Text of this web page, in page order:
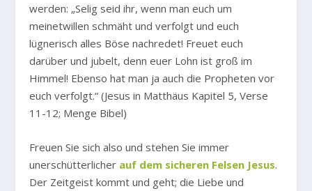
werden: „Selig seid ihr, wenn man euch um
meinetwillen schmäht und verfolgt und euch
lügnerisch alles Böse nachredet! Freuet euch
darüber und jubelt, denn euer Lohn ist groß im
Himmel! Ebenso hat man ja auch die Propheten vor
euch verfolgt.“ (Jesus in Matthäus Kapitel 5, Verse
11-12; Menge Bibel)
Freuen Sie sich also und stehen Sie immer
unerschütterlicher auf dem sicheren Felsen Jesus.
Der Zeitgeist kommt und geht; die Liebe und